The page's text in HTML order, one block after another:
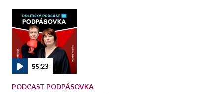
55:23
PODCAST PODPÁSOVKA